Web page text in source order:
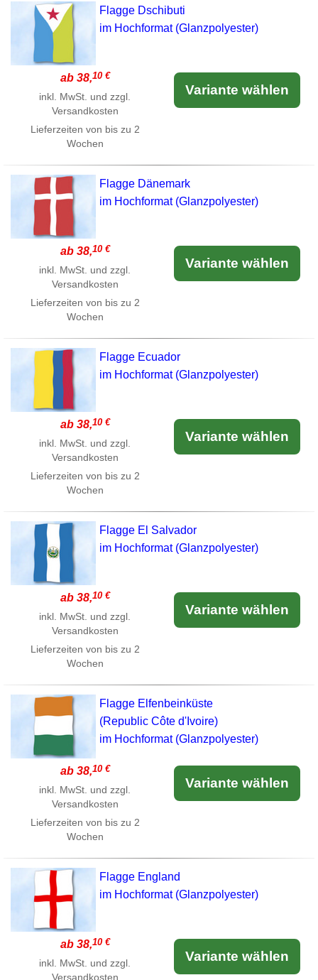
Flagge Dschibuti
im Hochformat (Glanzpolyester)
ab 38,10 €
inkl. MwSt. und zzgl.
Versandkosten
Lieferzeiten von bis zu 2
Wochen
Variante wählen
Flagge Dänemark
im Hochformat (Glanzpolyester)
ab 38,10 €
inkl. MwSt. und zzgl.
Versandkosten
Lieferzeiten von bis zu 2
Wochen
Variante wählen
Flagge Ecuador
im Hochformat (Glanzpolyester)
ab 38,10 €
inkl. MwSt. und zzgl.
Versandkosten
Lieferzeiten von bis zu 2
Wochen
Variante wählen
Flagge El Salvador
im Hochformat (Glanzpolyester)
ab 38,10 €
inkl. MwSt. und zzgl.
Versandkosten
Lieferzeiten von bis zu 2
Wochen
Variante wählen
Flagge Elfenbeinküste
(Republic Côte d'Ivoire)
im Hochformat (Glanzpolyester)
ab 38,10 €
inkl. MwSt. und zzgl.
Versandkosten
Lieferzeiten von bis zu 2
Wochen
Variante wählen
Flagge England
im Hochformat (Glanzpolyester)
ab 38,10 €
inkl. MwSt. und zzgl.
Versandkosten
Variante wählen